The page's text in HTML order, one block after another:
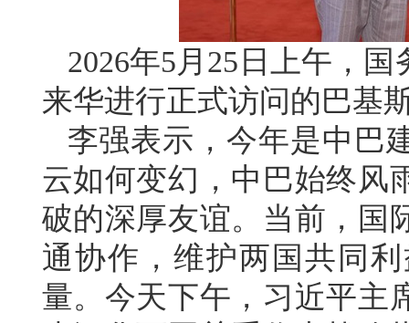
2026年5月25日上午，
来华进行正式访问的巴基
李强表示，今年是中巴
云如何变幻，中巴始终风
破的深厚友谊。当前，国
通协作，维护两国共同
量。今天下午，习近平主